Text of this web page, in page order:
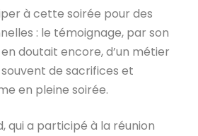
à cette soirée pour des
: le témoignage, par son
doutait encore, d’un métier
de sacrifices et
en pleine soirée.
qui a participé à la réunion